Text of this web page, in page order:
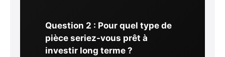
Question 2 : Pour quel type de
pièce seriez-vous prêt à
investir long terme ?